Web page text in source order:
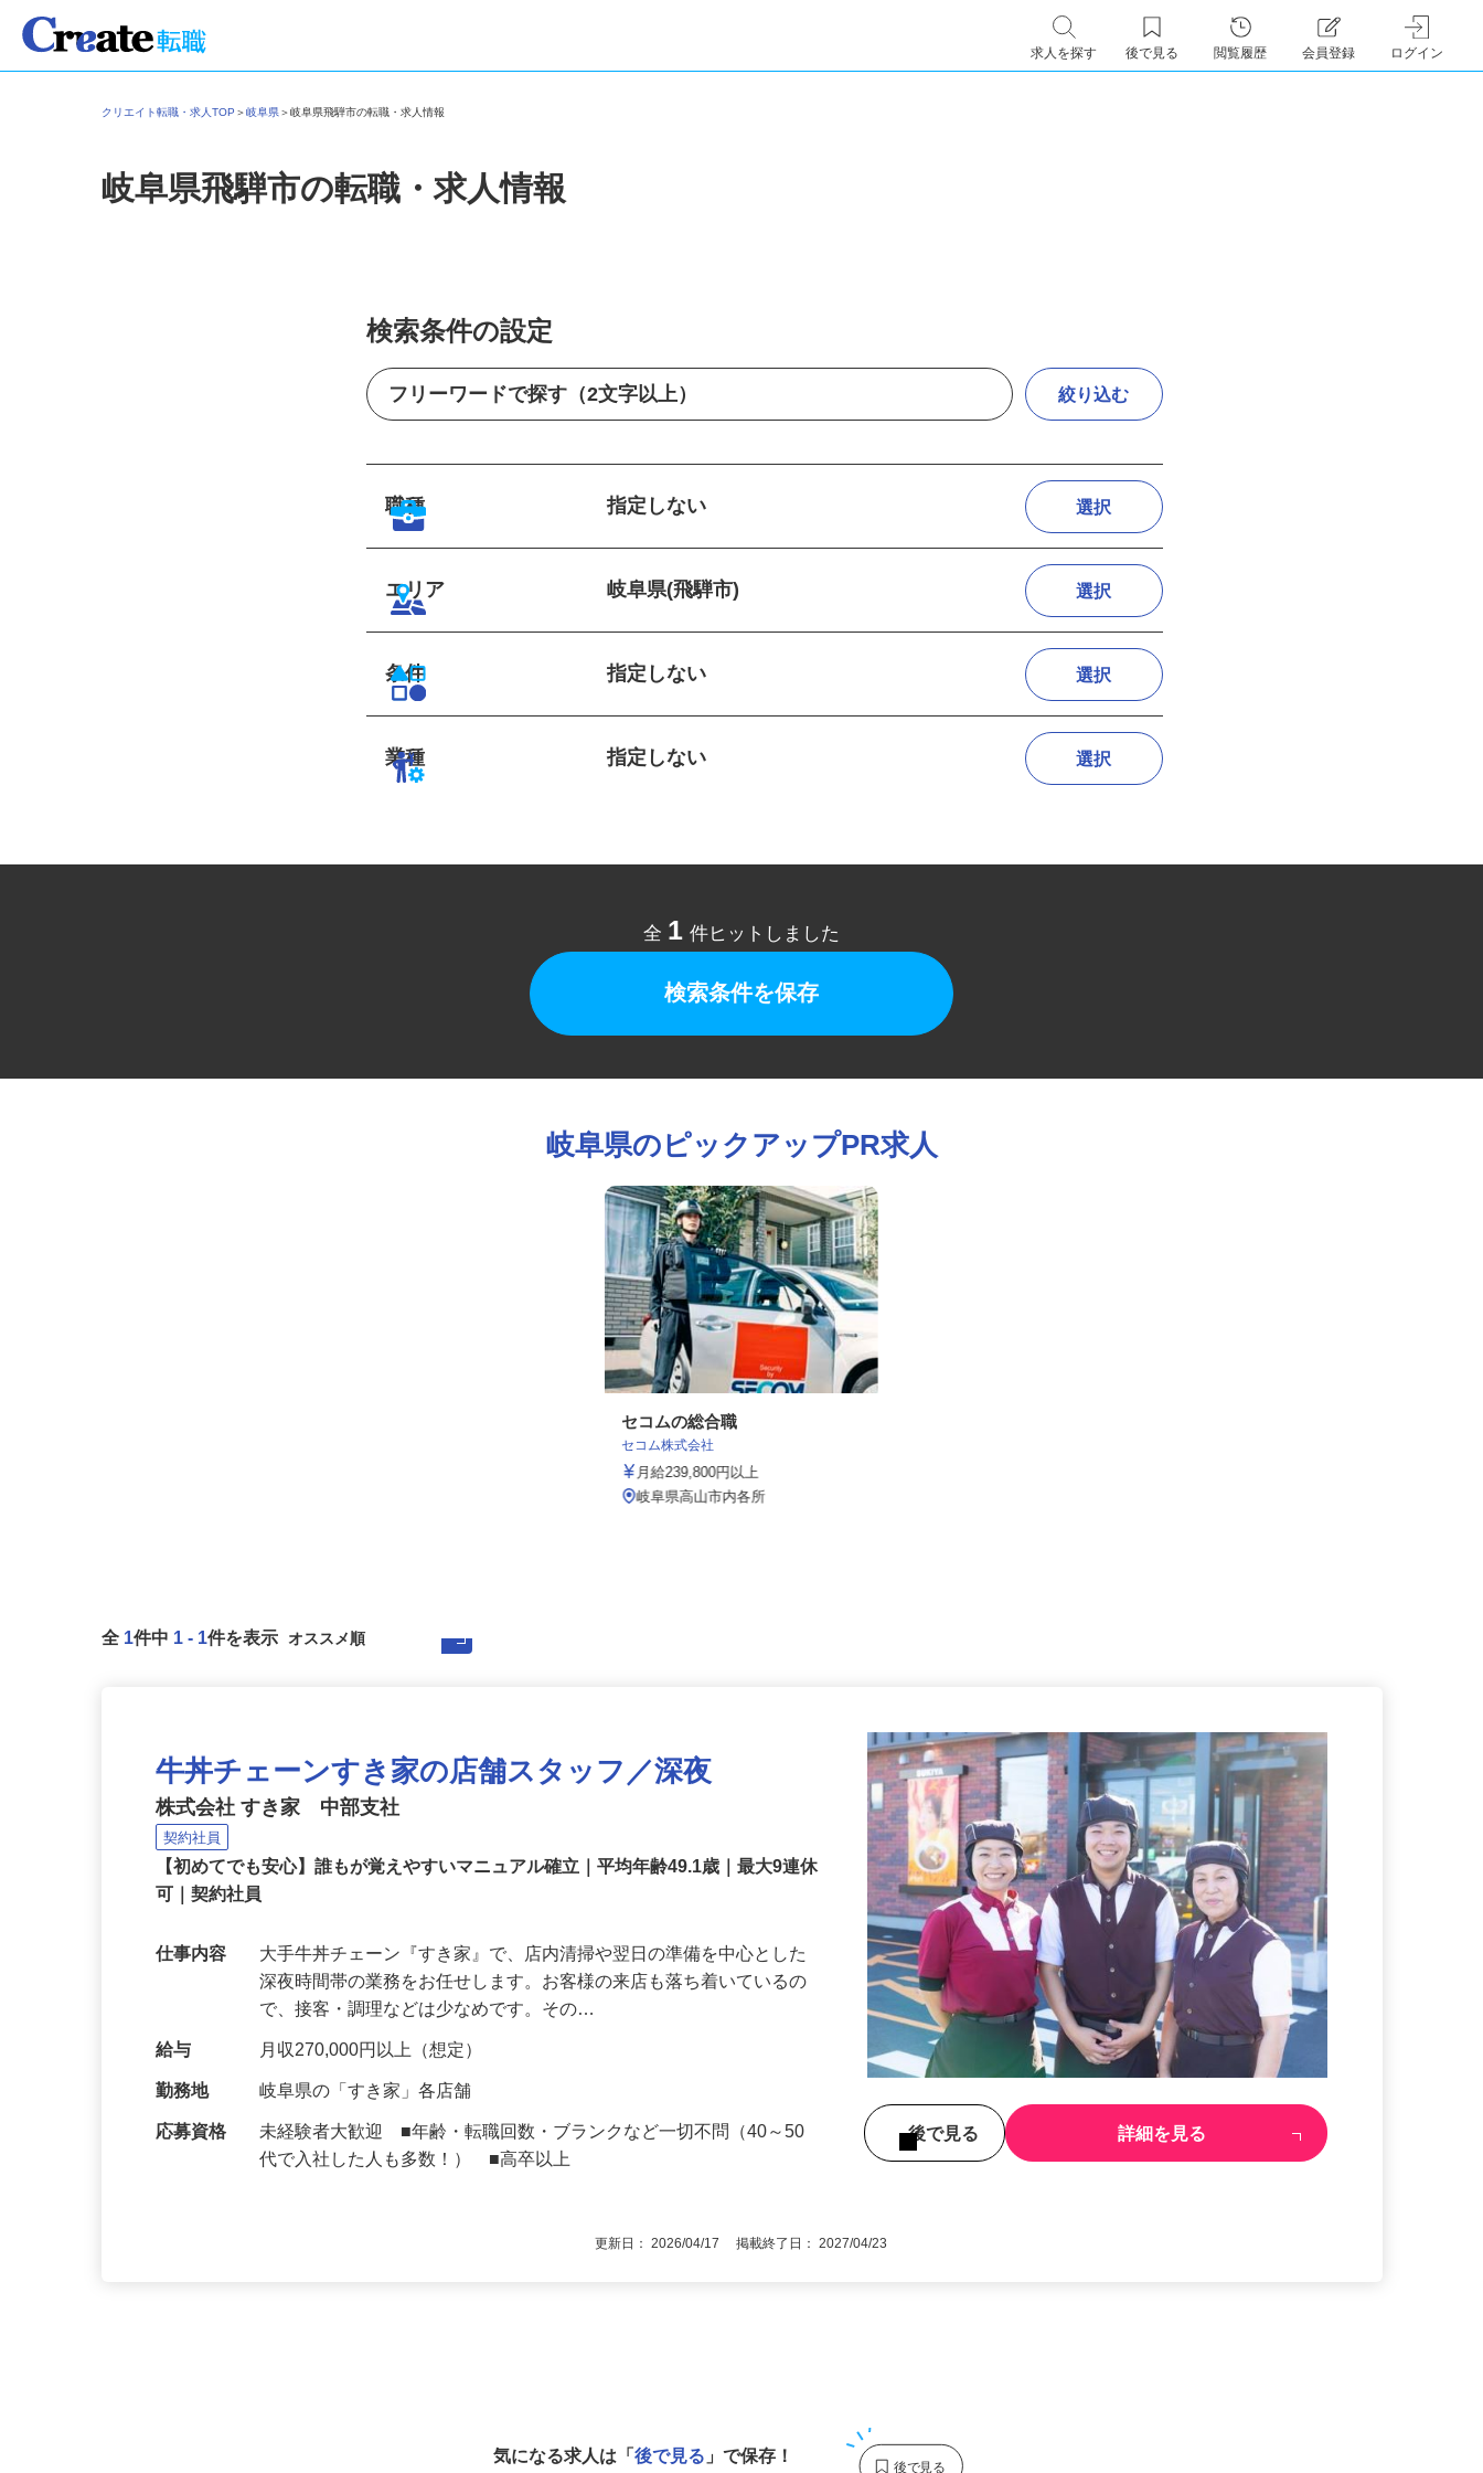
求人を探す 後で見る 閲覧履歴 会員登録 ログイン
クリエイト転職・求人TOP＞岐阜県＞岐阜県飛騨市の転職・求人情報
岐阜県飛騨市の転職・求人情報
検索条件の設定
絞り込む
職種 指定しない 選択
エリア 岐阜県(飛騨市) 選択
条件 指定しない 選択
業種 指定しない 選択
全1件ヒットしました
検索条件を保存
岐阜県のピックアップPR求人
セコムの総合職
セコム株式会社
月給239,800円以上
牛丼チェーンすき家の店舗スタッフ／深夜
株式会社 すき家 中部支社
契約社員
【初めてでも安心】誰もが覚えやすいマニュアル確立｜平均年齢49.1歳｜最大9連休
大手牛丼チェーン『すき家』で、店内清掃や翌日の準備を中心とした
深夜時間帯の業務をお任せします。お客様の来店も落ち着いているの
で、接客・調理などは少なめです。その…
給与 月収270,000円以上（想定）
勤務地 岐阜県の「すき家」各店舗
未経験者大歓迎 ■年齢・転職回数・ブランクなど一切不問（40～50 後で見る 詳細を見る